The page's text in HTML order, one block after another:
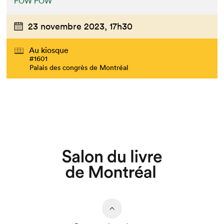
Que cherchez-vous?
23 novembre 2023, 17h30
Au kiosque
#1601
Palais des congrès de Montréal